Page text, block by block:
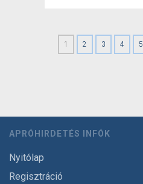
1 2 3 4 5
APRÓHIRDETÉS INFÓK
Nyitólap
Regisztráció